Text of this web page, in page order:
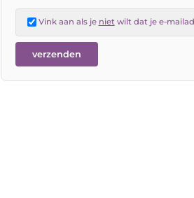
Vink aan als je nietwilt dat je e-